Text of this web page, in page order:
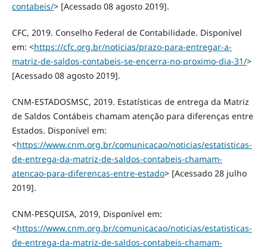
contabeis/> [Acessado 08 agosto 2019].
CFC, 2019. Conselho Federal de Contabilidade. Disponível
em: <https://cfc.org.br/noticias/prazo-para-entregar-a-
matriz-de-saldos-contabeis-se-encerra-no-proximo-dia-31/>
[Acessado 08 agosto 2019].
CNM-ESTADOSMSC, 2019. Estatísticas de entrega da Matriz
de Saldos Contábeis chamam atenção para diferenças entre
Estados. Disponível em:
<https://www.cnm.org.br/comunicacao/noticias/estatisticas-
de-entrega-da-matriz-de-saldos-contabeis-chamam-
atencao-para-diferencas-entre-estado> [Acessado 28 julho
2019].
CNM-PESQUISA, 2019, Disponível em:
<https://www.cnm.org.br/comunicacao/noticias/estatisticas-
de-entrega-da-matriz-de-saldos-contabeis-chamam-